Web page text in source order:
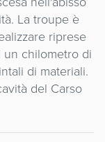
La troupe è
riprese
chilometro di
di materiali.
del Carso